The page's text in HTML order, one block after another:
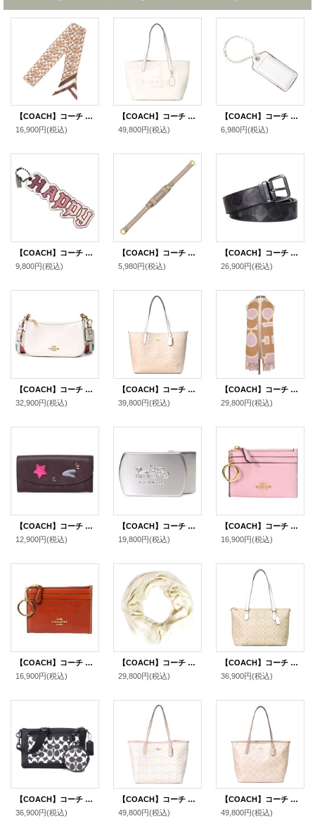
【COACH】コーチ シルク シグネチャー Cスキニー ボウタイ スカーフ ストール ラテ（日本未発売）
16,900円(税込)
【COACH】コーチ ぺブルレザー キャメロン トート ロゴ トートバッグ チャーク〔日本未発売〕
49,800円(税込)
【COACH】コーチ パテントレザー ハングタグ ロゴ チャーム キーホルダー チャーク【訳あり】（日本未発売）
6,980円(税込)
【COACH】コーチ ディズニー コラボ スムースレザー ハッピー ラメ バッグチャーム キーホルダー チャーク（日本未発売）
9,800円(税込)
【COACH】コーチ レザー ショルダー ストラップ グレー（日本未発売）
5,980円(税込)
【COACH】コーチ ベルト メンズ 迷彩柄 コーティングキャンバス レザー シグネチャー カモフラ バックル カット トゥ サイズ リバーシブル 38mm ベルト グレーマルチ〔日本未発売〕
26,900円(税込)
【COACH】コーチ ぺブルレザー ロゴ ジェス バゲット クロスボディ 斜め掛け ショルダーバッグ チャーク（日本未発売）
32,900円(税込)
【COACH】コーチ バッグ コーティングキャンバス レザー シグネチャー ロゴ シティ トートバッグ サンド×チャーク〔日本未発売〕
39,800円(税込)
【COACH】コーチ ウール ロゴ リバーシブル カラーブロック オーバーサイズ マフラー トープ（日本未発売）
29,800円(税込)
【COACH】コーチ コーティング レザー スタッズ スリム エンベロープ フラップ 長財布 オックスブラッド【訳あり】（日本未発売）
12,900円(税込)
【COACH】コーチ ベルト バックル ホースアンドキャリッジ ロゴ 型押し 38MM BOX付き シルバー〔日本未発売〕
19,800円(税込)
【COACH】コーチ カードケース クリンクル レザー ロゴ キーリング付き ミニ スキニー IDケース コインケース カーネーション（日本未発売）
16,900円(税込)
【COACH】コーチ カードケース クリンクル レザー ロゴ キーリング付き ミニ スキニー IDケース コインケース シナモン（日本未発売）
16,900円(税込)
【COACH】コーチ ウール レーヨン シグネチャー ショール ストール チャーク〔日本未発売〕
29,800円(税込)
【COACH】コーチ コーティングキャンバス レザー シグネチャー ギャラリー ジップ トートバッグ ライトカーキ×チャーク〔日本未発売〕
36,900円(税込)
【COACH】コーチ コーティングキャンバス レザー シグネチャー ホールデン コインケース付き クロスボディ 斜め掛け ショルダーバッグ ブラック×チャーク（日本未発売）
36,900円(税込)
【COACH】コーチ バッグ トート コーティングキャンバス レザー シグネチャー ロゴ シティ トートバッグ チャーク×ピンク〔日本未発売〕
49,800円(税込)
【COACH】コーチ バッグ トート コーティングキャンバス レザー シグネチャー ロゴ ラージ シティ トートバッグ サンド×トープ〔日本未発売〕
49,800円(税込)